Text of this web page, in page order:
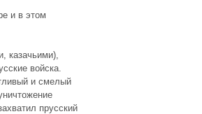
и в этом
казачьими),
войска.
и смелый
прусский